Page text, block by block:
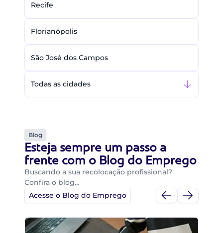
Recife
Florianópolis
São José dos Campos
Todas as cidades
Blog
Esteja sempre um passo a
frente com o Blog do Emprego
Buscando a sua recolocação profissional?
Confira o blog…
Acesse o Blog do Emprego